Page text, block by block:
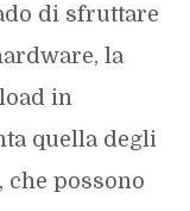
di sfruttare
la
in
quella degli
possono